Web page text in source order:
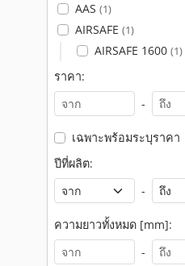
AAS (1)
AIRSAFE (1)
AIRSAFE 1600 (1)
ราคา:
-
เฉพาะพร้อมระบุราคา
ปีที่ผลิต:
-
ความยาวทั้งหมด [mm]:
-